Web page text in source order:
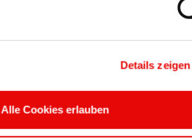
Details zeigen
Alle Cookies erlauben